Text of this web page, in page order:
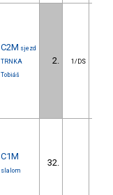
C2M sjezd
TRNKA
Tobiáš
2. 1/DS
C1M
slalom
32.